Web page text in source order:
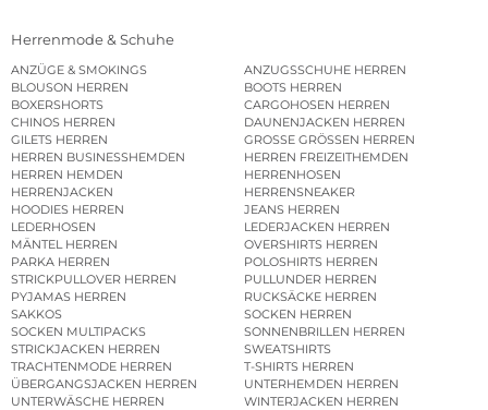
Herrenmode & Schuhe
ANZÜGE & SMOKINGS
ANZUGSSCHUHE HERREN
BLOUSON HERREN
BOOTS HERREN
BOXERSHORTS
CARGOHOSEN HERREN
CHINOS HERREN
DAUNENJACKEN HERREN
GILETS HERREN
GROSSE GRÖSSEN HERREN
HERREN BUSINESSHEMDEN
HERREN FREIZEITHEMDEN
HERREN HEMDEN
HERRENHOSEN
HERRENJACKEN
HERRENSNEAKER
HOODIES HERREN
JEANS HERREN
LEDERHOSEN
LEDERJACKEN HERREN
MÄNTEL HERREN
OVERSHIRTS HERREN
PARKA HERREN
POLOSHIRTS HERREN
STRICKPULLOVER HERREN
PULLUNDER HERREN
PYJAMAS HERREN
RUCKSÄCKE HERREN
SAKKOS
SOCKEN HERREN
SOCKEN MULTIPACKS
SONNENBRILLEN HERREN
STRICKJACKEN HERREN
SWEATSHIRTS
TRACHTENMODE HERREN
T-SHIRTS HERREN
ÜBERGANGSJACKEN HERREN
UNTERHEMDEN HERREN
UNTERWÄSCHE HERREN
WINTERJACKEN HERREN